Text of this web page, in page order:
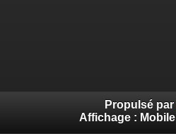
Propulsé par
Affichage : Mobile